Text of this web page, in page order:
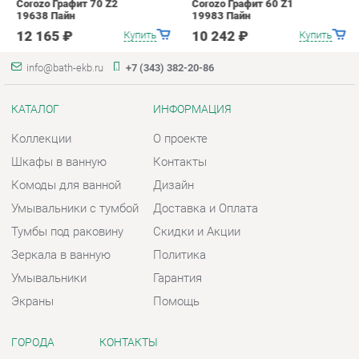
Коллекции
Умывальники с тумбой
Зеркала в ванную
Умывальники
Экраны
О проекте
Доставка и Оплата
Политика
Гарантия
Помощь
Весь мир
Екатеринбург
Шоурум и склад самовывоза
Адрес: г. Екатеринбург,
Металлургов, 84
Телефон: +7 (343) 382-20-86
Пн - Пт:10:00 - 20:00 (GMT+5)